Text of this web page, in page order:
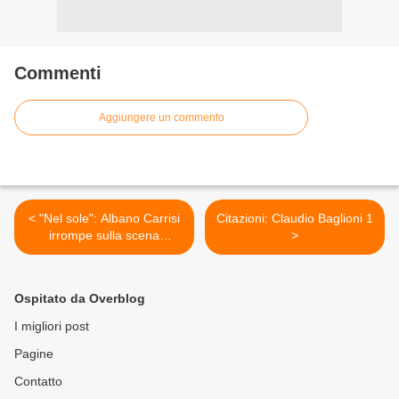
Commenti
Aggiungere un commento
< "Nel sole": Albano Carrisi
irrompe sulla scena
musicale
Citazioni: Claudio Baglioni 1
>
Ospitato da Overblog
I migliori post
Pagine
Contatto